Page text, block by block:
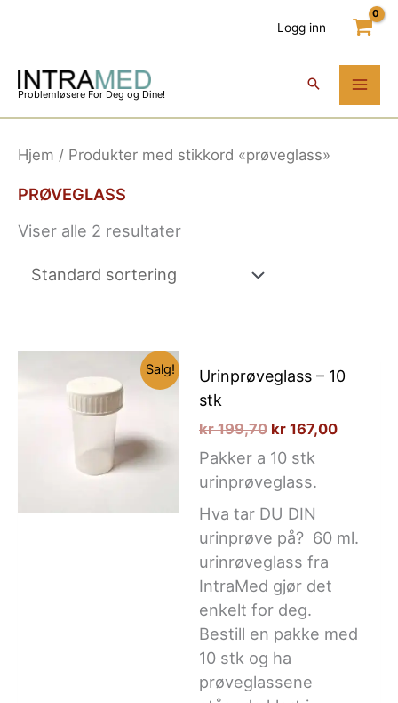
innholdet
Logg inn
Problemløsere For Deg og Dine!
Hjem / Produkter med stikkord «prøveglass»
PRØVEGLASS
Viser alle 2 resultater
Salg!
Urinprøveglass – 10
stk
kr199,70 Opprinnelig
var:
kr 199,70.
kr 167,00
Pakker a 10 stk
urinprøveglass.
Hva tar DU DIN
urinprøve på? 60 ml.
urinrøveglass fra
IntraMed gjør det
enkelt for deg.
Bestill en pakke med
10 stk og ha
prøveglassene